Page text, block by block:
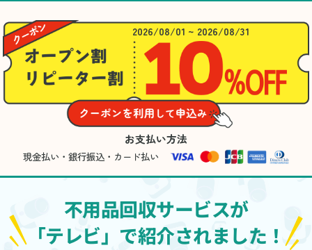
2026/08/01 ~ 2026/08/31
お支払い方法
現金払い・銀行振込・カード払い
不用品回収サービスが
「テレビ」で紹介されました！